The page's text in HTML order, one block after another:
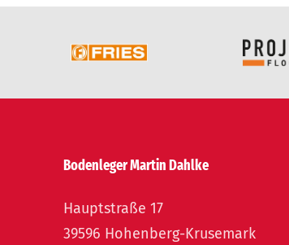
Bodenleger Martin Dahlke
Hauptstraße 17
39596 Hohenberg-Krusemark